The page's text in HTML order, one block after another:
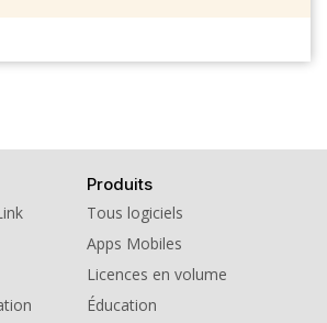
Produits
Tous logiciels
Apps Mobiles
Licences en volume
Éducation